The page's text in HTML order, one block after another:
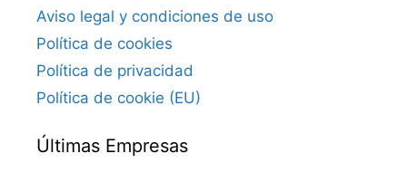
Aviso legal y condiciones de uso
Política de cookies
Política de privacidad
Política de cookie (EU)
Últimas Empresas